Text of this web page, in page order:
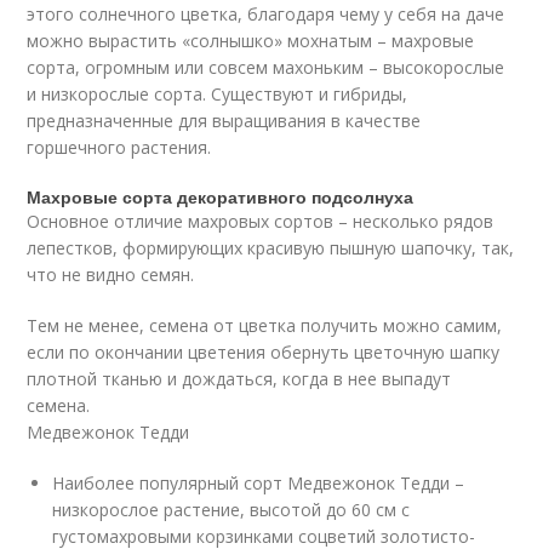
этого солнечного цветка, благодаря чему у себя на даче
можно вырастить «солнышко» мохнатым – махровые
сорта, огромным или совсем махоньким – высокорослые
и низкорослые сорта. Существуют и гибриды,
предназначенные для выращивания в качестве
горшечного растения.
Махровые сорта декоративного подсолнуха
Основное отличие махровых сортов – несколько рядов
лепестков, формирующих красивую пышную шапочку, так,
что не видно семян.
Тем не менее, семена от цветка получить можно самим,
если по окончании цветения обернуть цветочную шапку
плотной тканью и дождаться, когда в нее выпадут
семена.
Медвежонок Тедди
Наиболее популярный сорт Медвежонок Тедди –
низкорослое растение, высотой до 60 см с
густомахровыми корзинками соцветий золотисто-